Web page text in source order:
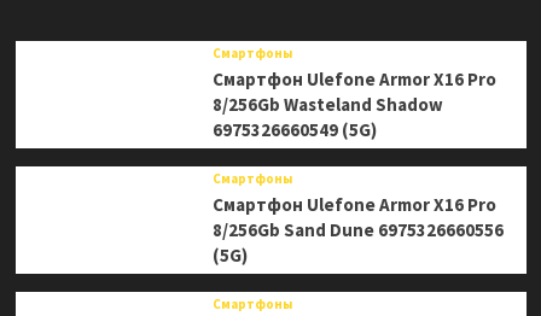
Смартфоны
Смартфон Ulefone Armor X16 Pro
8/256Gb Wasteland Shadow
6975326660549 (5G)
Смартфоны
Смартфон Ulefone Armor X16 Pro
8/256Gb Sand Dune 6975326660556
(5G)
Смартфоны